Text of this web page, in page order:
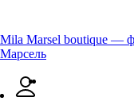
Mila Marsel boutique —
Марсель